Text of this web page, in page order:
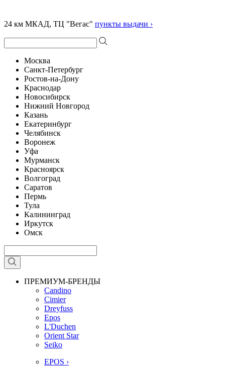
24 км МКАД, ТЦ "Вегас" пункты выдачи ›
Москва
Санкт-Петербург
Ростов-на-Дону
Краснодар
Новосибирск
Нижний Новгород
Казань
Екатеринбург
Челябинск
Воронеж
Уфа
Мурманск
Красноярск
Волгоград
Саратов
Пермь
Тула
Калининград
Иркутск
Омск
ПРЕМИУМ-БРЕНДЫ
Candino
Cimier
Dreyfuss
Epos
L'Duchen
Orient Star
Seiko
EPOS ›